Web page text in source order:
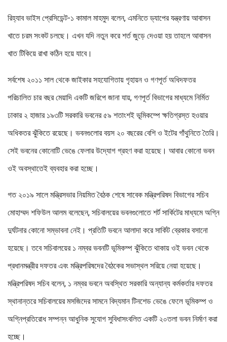
রিহ্যাব ভাইস প্রেসিডেন্ট-১ কামাল মাহমুদ বলেন, এমনিতে ড্যাপের যন্ত্রণায় আবাসন
খাতে চরম সংকট চলছে। এখন যদি নতুন করে শর্ত জুড়ে দেওয়া হয় তাহলে আবাসন
খাত টিকিয়ে রাখা কঠিন হয়ে যাবে।
সর্বশেষ ২০১১ সাল থেকে জাইকার সহযোগিতায় গৃহায়ন ও গণপূর্ত অধিদফতর
পরিচালিত চার বছর মেয়াদি একটি জরিপে জানা যায়, গণপূর্ত বিভাগের মাধ্যমে নির্মিত
ঢাকার ২ হাজার ১৯৩টি সরকারি ভবনের ৫৯ শতাংশই ভূমিকম্পে ক্ষতিগ্রস্ত হওয়ার
অধিকতর ঝুঁকিতে রয়েছে। ভবনগুলোর বয়স ২০ বছরের বেশি ও ইটের গাঁথুনিতে তৈরি।
সেই ভবনের কোনোটি ভেঙে ফেলার উদ্যোগ গ্রহণ করা হয়েছে। আবার কোনো ভবন
ওই অবস্থাতেই ব্যবহার করা হচ্ছে।
গত ২০১৯ সালে মন্ত্রিসভার নিয়মিত বৈঠক শেষে সাবেক মন্ত্রিপরিষদ বিভাগের সচিব
মোহাম্মদ শফিউল আলম বলেছেন, সচিবালয়ের ভবনগুলোতে শর্ট সার্কিটের মাধ্যমে অগ্নি
দুর্ঘটনার কোনো সম্ভাবনা নেই। প্রতিটি ভবনে আলাদা করে সার্কিট ব্রেকার বসানো
হয়েছে। তবে সচিবালয়ের ১ নম্বর ভবনটি ভূমিকম্প ঝুঁকিতে থাকায় ওই ভবন থেকে
প্রধানমন্ত্রীর দফতর এবং মন্ত্রিপরিষদের বৈঠকের সভাস্থল সরিয়ে নেয়া হয়েছে।
মন্ত্রিপরিষদ সচিব বলেন, ১ নম্বর ভবনে অবস্থিত সরকারি অন্যান্য কর্মকর্তার দফতর
স্থানান্তরে সচিবালয়ের মসজিদের সামনে বিদ্যমান টিনশেড ভেঙে ফেলে ভূমিকম্প ও
অগ্নিপ্রতিরোধ সম্পন্ন আধুনিক সুযোগ সুবিধাসংবলিত একটি ২০তলা ভবন নির্মাণ করা
হচ্ছে।